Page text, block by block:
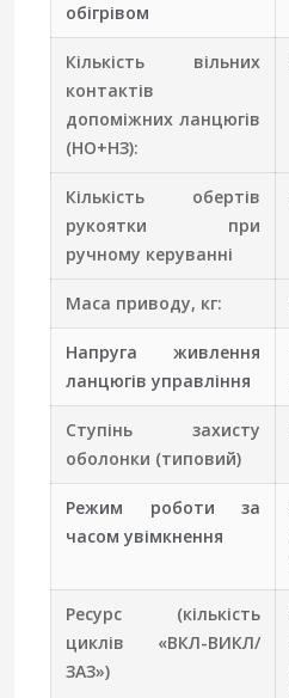
обігрівом
Кількість вільних
контактів
допоміжних ланцюгів
(НО+НЗ):
Кількість обертів
рукоятки при
ручному керуванні
Маса приводу, кг:
Напруга живлення
ланцюгів управління
Ступінь захисту
оболонки (типовий)
Режим роботи за
часом увімкнення
Ресурс (кількість
циклів «ВКЛ-ВИКЛ/
ЗАЗ»)